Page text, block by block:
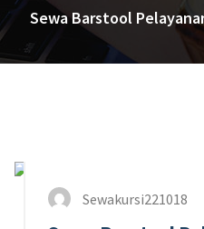
Sewa Barstool
Sewakursi221018